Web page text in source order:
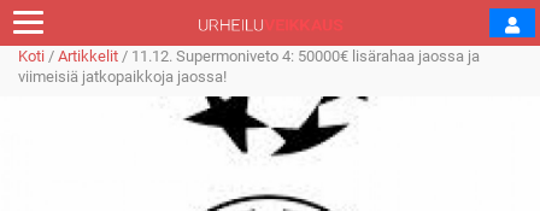
Koti / Artikkelit / 11.12. Supermoniveto 4: 50000€ lisärahaa jaossa ja
viimeisiä jatkopaikkoja jaossa!